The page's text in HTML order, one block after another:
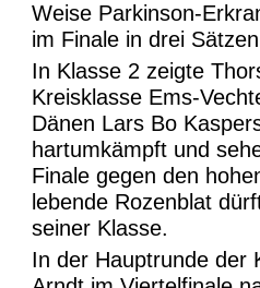
Weise Parkinson-
im Finale in drei
In Klasse 2 zeigte
Kreisklasse Ems-
Dänen Lars Bo
hartumkämpft und
Finale gegen den
lebende Rozenblat
seiner Klasse.
In der Hauptrunde der